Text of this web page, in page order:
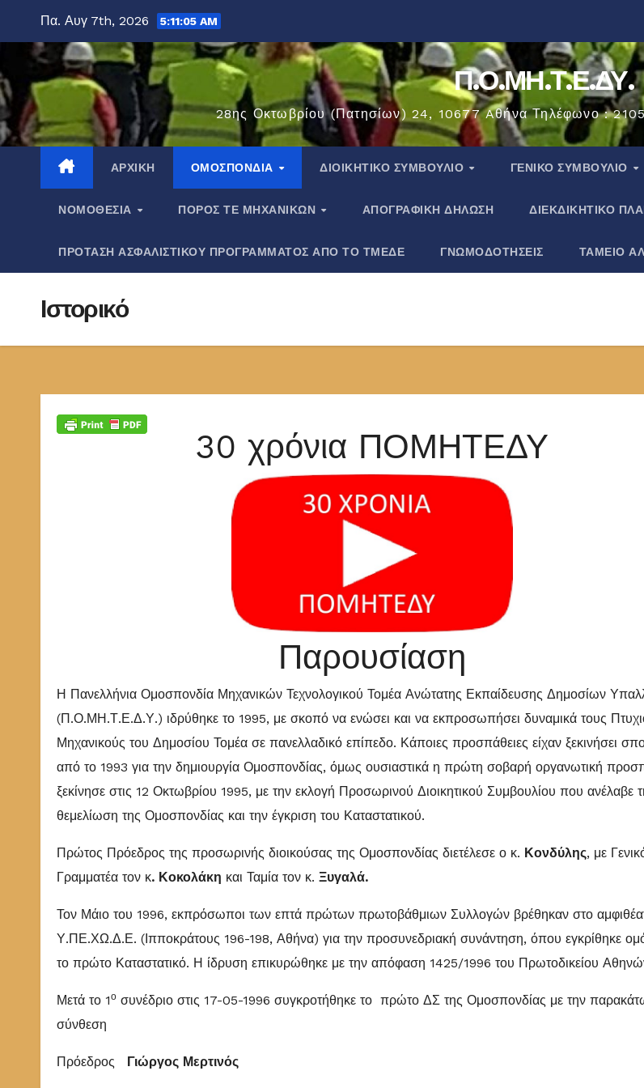
περιεχόμενο
Πα. Αυγ 7th, 2026 5:11:06 AM
Π.Ο.ΜΗ.Τ.Ε.ΔΥ.
28ης Οκτωβρίου (Πατησίων) 24, 10677 Aθήνα Τηλέφωνο :
ΑΡΧΙΚΉ ΟΜΟΣΠΟΝΔΊΑ ΔΙΟΙΚΗΤΙΚΟ ΣΥΜΒΟΥΛΙΟ ΓΕΝΙΚΟ ΣΥΜΒΟΥΛΙΟ
ΝΟΜΟΘΕΣΊΑ ΠΌΡΟΣ ΤΕ ΜΗΧΑΝΙΚΏΝ ΑΠΟΓΡΑΦΙΚΗ ΔΗΛΩΣΗ ΔΙΕΚΔΙΚΗΤΙΚΟ
ΠΡΟΤΑΣΗ ΑΣΦΑΛΙΣΤΙΚΟΥ ΠΡΟΓΡΑΜΜΑΤΟΣ ΑΠΟ ΤΟ ΤΜΕΔΕ ΓΝΩΜΟΔΟΤΗΣΕΙΣ ΤΑΜΕΙΟ
Ιστορικό
30 χρόνια ΠΟΜΗΤΕΔΥ
Παρουσίαση
Η Πανελλήνια Ομοσπονδία Μηχανικών Τεχνολογικού Τομέα Ανώτατης Εκπαίδευσης Δημοσίων
(Π.Ο.ΜΗ.Τ.Ε.Δ.Υ.) ιδρύθηκε το 1995, με σκοπό να ενώσει και να εκπροσωπήσει δυναμικά τους
Μηχανικούς του Δημοσίου Τομέα σε πανελλαδικό επίπεδο. Κάποιες προσπάθειες είχαν ξεκινήσει
από το 1993 για την δημιουργία Ομοσπονδίας, όμως ουσιαστικά η πρώτη σοβαρή οργανωτική
ξεκίνησε στις 12 Οκτωβρίου 1995, με την εκλογή Προσωρινού Διοικητικού Συμβουλίου που ανέλαβε
θεμελίωση της Ομοσπονδίας και την έγκριση του Καταστατικού.
Πρώτος Πρόεδρος της προσωρινής διοικούσας της Ομοσπονδίας διετέλεσε ο κ. Κονδύλης, με
Γραμματέα τον κ. Κοκολάκη και Ταμία τον κ. Ξυγαλά.
Τον Μάιο του 1996, εκπρόσωποι των επτά πρώτων πρωτοβάθμιων Συλλογών βρέθηκαν στο
Υ.ΠΕ.ΧΩ.Δ.Ε. (Ιπποκράτους 196-198, Αθήνα) για την προσυνεδριακή συνάντηση, όπου εγκρίθηκε
το πρώτο Καταστατικό. Η ίδρυση επικυρώθηκε με την απόφαση 1425/1996 του Πρωτοδικείου
Μετά το 1ο συνέδριο στις 17-05-1996 συγκροτήθηκε το πρώτο ΔΣ της Ομοσπονδίας με την
σύνθεση
Πρόεδρος Γιώργος Μερτινός